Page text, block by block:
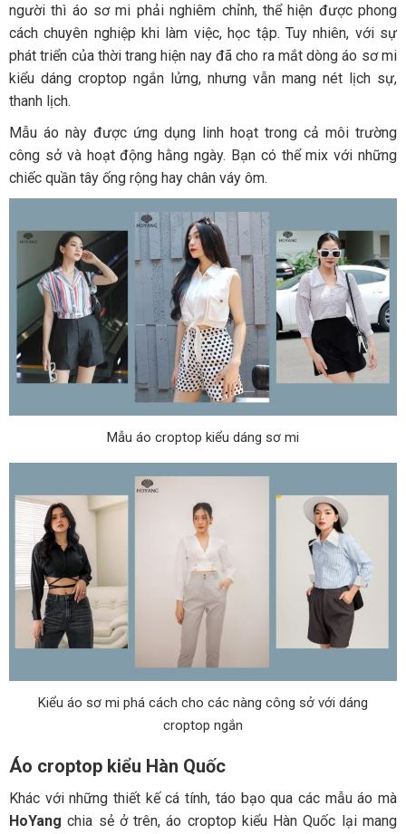
người thì áo sơ mi phải nghiêm chỉnh, thể hiện được phong
cách chuyên nghiệp khi làm việc, học tập. Tuy nhiên, với sự
phát triển của thời trang hiện nay đã cho ra mắt dòng áo sơ mi
kiểu dáng croptop ngắn lửng, nhưng vẫn mang nét lịch sự,
thanh lịch.
Mẫu áo này được ứng dụng linh hoạt trong cả môi trường
công sở và hoạt động hằng ngày. Bạn có thể mix với những
chiếc quần tây ống rộng hay chân váy ôm.
Mẫu áo croptop kiểu dáng sơ mi
Kiểu áo sơ mi phá cách cho các nàng công sở với dáng
croptop ngắn
Áo croptop kiểu Hàn Quốc
Khác với những thiết kế cá tính, táo bạo qua các mẫu áo mà
HoYang chia sẻ ở trên, áo croptop kiểu Hàn Quốc lại mang